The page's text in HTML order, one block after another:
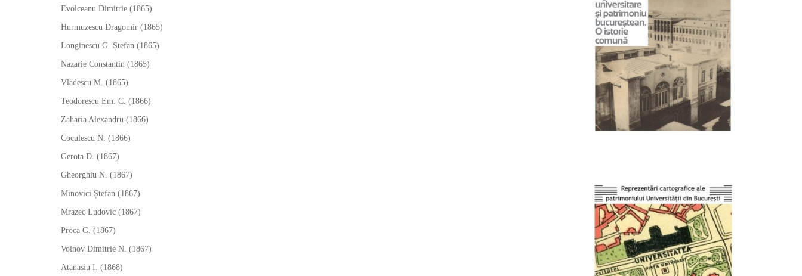
Evolceanu Dimitrie (1865)
Hurmuzescu Dragomir (1865)
Longinescu G. Ștefan (1865)
Nazarie Constantin (1865)
Vlădescu M. (1865)
Teodorescu Em. C. (1866)
Zaharia Alexandru (1866)
Coculescu N. (1866)
Gerota D. (1867)
Gheorghiu N. (1867)
Minovici Ștefan (1867)
Mrazec Ludovic (1867)
Proca G. (1867)
Voinov Dimitrie N. (1867)
Atanasiu I. (1868)